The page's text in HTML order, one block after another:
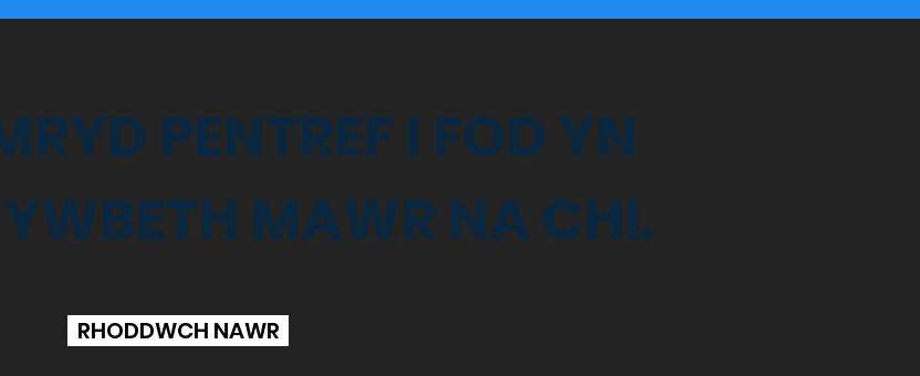
PENTREF I FOD YN
MAWR NA CHI.
RHODDWCH NAWR